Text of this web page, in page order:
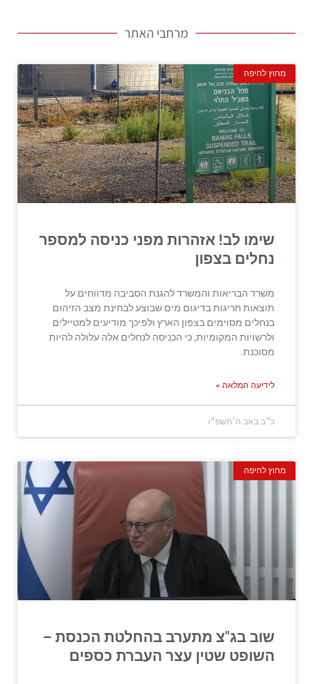
מרחבי האתר
מחוץ לחיפה
שימו לב! אזהרות מפני כניסה למספר
נחלים בצפון
משרד הבריאות והמשרד להגנת הסביבה מדווחים על
תוצאות חריגות בדיגום מים שבוצע לבחינת מצב הזיהום
בנחלים מסוימים בצפון הארץ ולפיכך מודיעים למטיילים
ולרשויות המקומיות, כי הכניסה לנחלים אלה עלולה להיות
מסוכנת.
לידיעה המלאה »
כ״ב באב ה׳תשפ״ו
מחוץ לחיפה
שוב בג"צ מתערב בהחלטת הכנסת –
השופט שטין עצר העברת כספים